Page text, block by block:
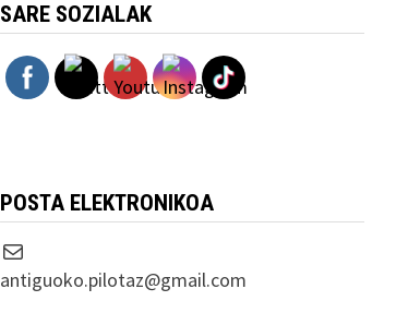
SARE SOZIALAK
POSTA ELEKTRONIKOA
Correo electrónico
antiguoko.pilotaz@gmail.com